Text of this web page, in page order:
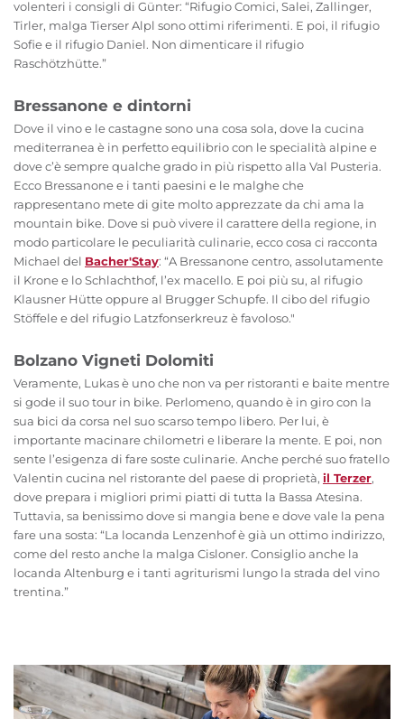
volenteri i consigli di Günter: “Rifugio Comici, Salei, Zallinger,
Tirler, malga Tierser Alpl sono ottimi riferimenti. E poi, il rifugio
Sofie e il rifugio Daniel. Non dimenticare il rifugio
Raschötzhütte.”
Bressanone e dintorni
Dove il vino e le castagne sono una cosa sola, dove la cucina
mediterranea è in perfetto equilibrio con le specialità alpine e
dove c’è sempre qualche grado in più rispetto alla Val Pusteria.
Ecco Bressanone e i tanti paesini e le malghe che
rappresentano mete di gite molto apprezzate da chi ama la
mountain bike. Dove si può vivere il carattere della regione, in
modo particolare le peculiarità culinarie, ecco cosa ci racconta
Michael del Bacher'Stay: “A Bressanone centro, assolutamente
il Krone e lo Schlachthof, l’ex macello. E poi più su, al rifugio
Klausner Hütte oppure al Brugger Schupfe. Il cibo del rifugio
Stöffele e del rifugio Latzfonserkreuz è favoloso."
Bolzano Vigneti Dolomiti
Veramente, Lukas è uno che non va per ristoranti e baite mentre
si gode il suo tour in bike. Perlomeno, quando è in giro con la
sua bici da corsa nel suo scarso tempo libero. Per lui, è
importante macinare chilometri e liberare la mente. E poi, non
sente l’esigenza di fare soste culinarie. Anche perché suo fratello
Valentin cucina nel ristorante del paese di proprietà, il Terzer,
dove prepara i migliori primi piatti di tutta la Bassa Atesina.
Tuttavia, sa benissimo dove si mangia bene e dove vale la pena
fare una sosta: “La locanda Lenzenhof è già un ottimo indirizzo,
come del resto anche la malga Cisloner. Consiglio anche la
locanda Altenburg e i tanti agriturismi lungo la strada del vino
trentina.”